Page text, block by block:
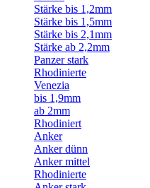
Stärke bis 1,2mm
Stärke bis 1,5mm
Stärke bis 2,1mm
Stärke ab 2,2mm
Panzer stark
Rhodinierte
Venezia
bis 1,9mm
ab 2mm
Rhodiniert
Anker
Anker dünn
Anker mittel
Rhodinierte